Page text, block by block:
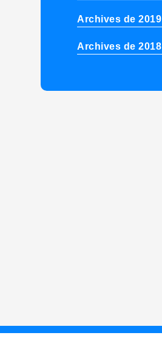
Archives de 2019
Archives de 2018